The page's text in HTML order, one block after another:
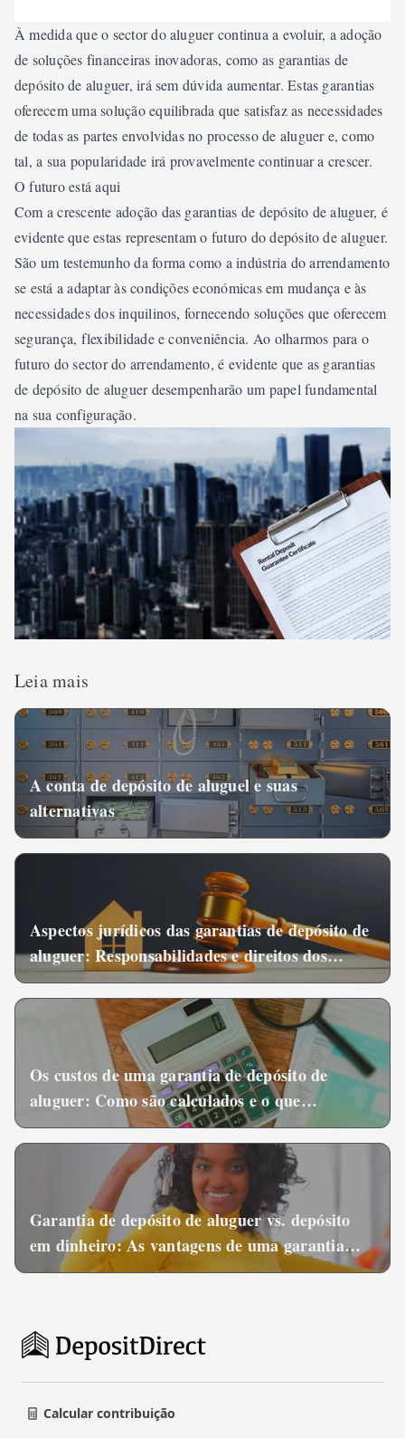
À medida que o sector do aluguer continua a evoluir, a adoção
de soluções financeiras inovadoras, como as garantias de
depósito de aluguer, irá sem dúvida aumentar. Estas garantias
oferecem uma solução equilibrada que satisfaz as necessidades
de todas as partes envolvidas no processo de aluguer e, como
tal, a sua popularidade irá provavelmente continuar a crescer.
O futuro está aqui
Com a crescente adoção das garantias de depósito de aluguer, é
evidente que estas representam o futuro do depósito de aluguer.
São um testemunho da forma como a indústria do arrendamento
se está a adaptar às condições económicas em mudança e às
necessidades dos inquilinos, fornecendo soluções que oferecem
segurança, flexibilidade e conveniência. Ao olharmos para o
futuro do sector do arrendamento, é evidente que as garantias
de depósito de aluguer desempenharão um papel fundamental
na sua configuração.
Leia mais
A conta de depósito de aluguel e suas
alternativas
Aspectos jurídicos das garantias de depósito de
aluguer: Responsabilidades e direitos dos
inquilinos e senhorios
Os custos de uma garantia de depósito de
aluguer: Como são calculados e o que
significam para os inquilinos
Garantia de depósito de aluguer vs. depósito
em dinheiro: As vantagens de uma garantia
para os inquilinos
Calcular contribuição